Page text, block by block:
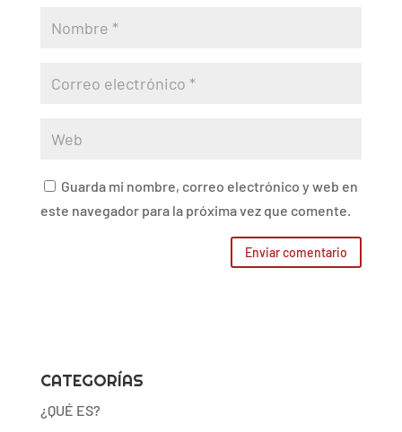
Guarda mi nombre, correo electrónico y web en
este navegador para la próxima vez que comente.
CATEGORÍAS
¿QUÉ ES?